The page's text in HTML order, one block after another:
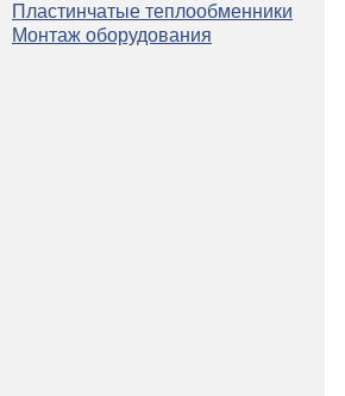
Пластинчатые теплообменники
Монтаж оборудования